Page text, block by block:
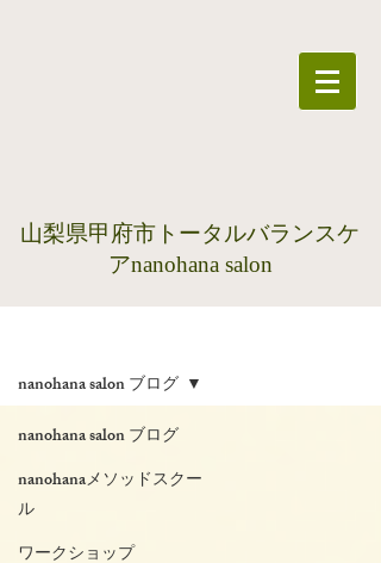
​山梨県甲府市トータルバランスケ
アnanohana salon
nanohana salon ブログ
nanohanaメソッドスクー
ル
ワークショップ
nanohana salon ブログ